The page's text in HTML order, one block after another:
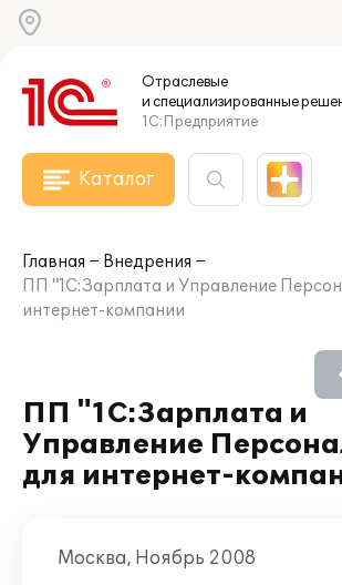
Отраслевые
и специализированные
1С:Предприятие
Каталог
Главная
Внедрения
ПП "1С:Зарплата и Управление
интернет-компании
ПП "1С:Зарплата и
Управление
для интернет-
Москва, Ноябрь 2008